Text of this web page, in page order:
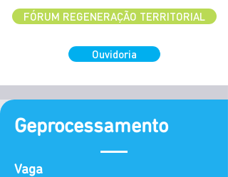
FÓRUM REGENERAÇÃO TERRITORIAL
Ouvidoria
Geprocessamento
Vaga